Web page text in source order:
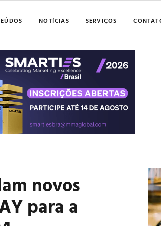
NOTÍCIAS SERVIÇOS
novos
para a